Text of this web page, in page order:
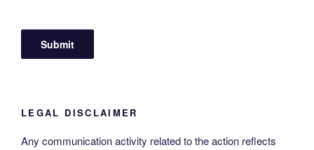
LEGAL DISCLAIMER
Any communication activity related to the action reflects